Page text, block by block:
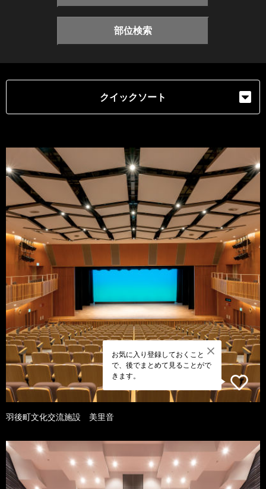
部位検索
クイックソート
お気に入り登録しておくこと
で、後でまとめて見ることがで
きます。
羽後町文化交流施設 美里音